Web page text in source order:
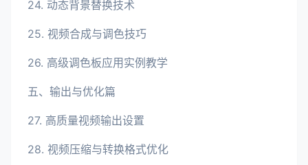
24. 动态背景替换技术
25. 视频合成与调色技巧
26. 高级调色板应用实例教学
五、输出与优化篇
27. 高质量视频输出设置
28. 视频压缩与转换格式优化